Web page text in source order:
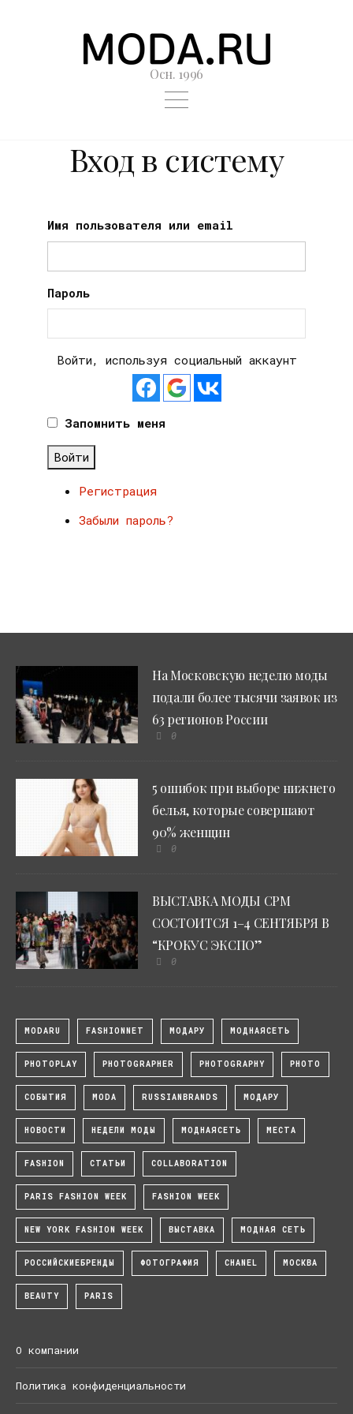
Осн. 1996
Вход в систему
Имя пользователя или email
Пароль
Войти, используя социальный аккаунт
Запомнить меня
Войти
Регистрация
Забыли пароль?
На Московскую неделю моды
подали более тысячи заявок из
63 регионов России
0
5 ошибок при выборе нижнего
белья, которые совершают
90% женщин
0
ВЫСТАВКА МОДЫ CPM
СОСТОИТСЯ 1–4 СЕНТЯБРЯ В
“КРОКУС ЭКСПО”
0
MODARU FASHIONNET МОДАРУ МОДНАЯСЕТЬ
PHOTOPLAY PHOTOGRAPHER PHOTOGRAPHY PHOTO
СОБЫТИЯ MODA RUSSIANBRANDS МОДАРУ
НОВОСТИ НЕДЕЛИ МОДЫ МОДНАЯСЕТЬ МЕСТА
FASHION СТАТЬИ COLLABORATION
PARIS FASHION WEEK FASHION WEEK
NEW YORK FASHION WEEK ВЫСТАВКА МОДНАЯ СЕТЬ
РОССИЙСКИЕБРЕНДЫ ФОТОГРАФИЯ CHANEL МОСКВА
BEAUTY PARIS
О компании
Политика конфиденциальности